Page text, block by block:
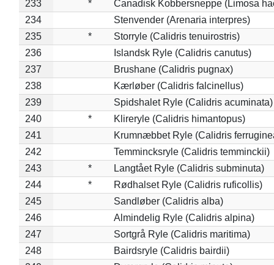
233 *
Canadisk Kobbersneppe (Limosa
234
Stenvender (Arenaria interpres)
235
*
Storryle (Calidris tenuirostris)
236
Islandsk Ryle (Calidris canutus)
237
Brushane (Calidris pugnax)
238
Kærløber (Calidris falcinellus)
239
Spidshalet Ryle (Calidris acuminata)
240
*
Klireryle (Calidris himantopus)
241
Krumnæbbet Ryle (Calidris
242
Temmincksryle (Calidris temminckii)
243
*
Langtået Ryle (Calidris subminuta)
244
*
Rødhalset Ryle (Calidris ruficollis)
245
Sandløber (Calidris alba)
246
Almindelig Ryle (Calidris alpina)
247
Sortgrå Ryle (Calidris maritima)
248
Bairdsryle (Calidris bairdii)